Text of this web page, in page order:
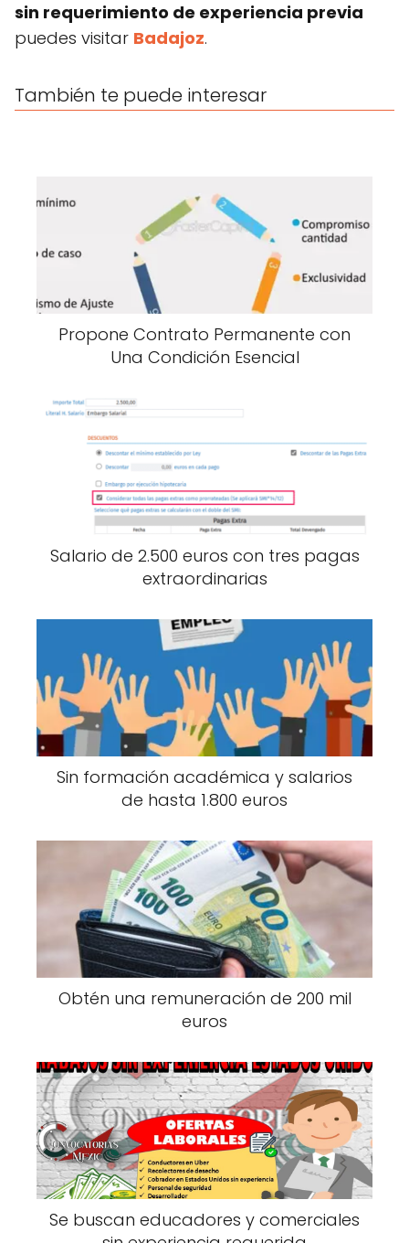
sin requerimiento de experiencia previa
puedes visitar Badajoz.
También te puede interesar
Propone Contrato Permanente con
Una Condición Esencial
Salario de 2.500 euros con tres pagas
extraordinarias
Sin formación académica y salarios
de hasta 1.800 euros
Obtén una remuneración de 200 mil
euros
Se buscan educadores y comerciales